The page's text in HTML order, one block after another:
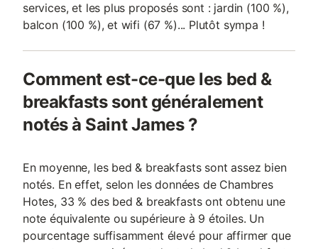
services, et les plus proposés sont : jardin (100 %),
balcon (100 %), et wifi (67 %)... Plutôt sympa !
Comment est-ce-que les bed &
breakfasts sont généralement
notés à Saint James ?
En moyenne, les bed & breakfasts sont assez bien
notés. En effet, selon les données de Chambres
Hotes, 33 % des bed & breakfasts ont obtenu une
note équivalente ou supérieure à 9 étoiles. Un
pourcentage suffisamment élevé pour affirmer que